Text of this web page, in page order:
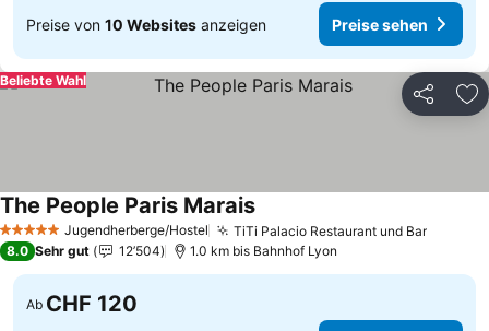
Preise von 10 Websites anzeigen Preise sehen
Teilen
Beliebte Wahl
5 Sterne Jugendherberge/Hostel TiTi Palacio Restaurant und BarPreise
The People Paris MaraisPreise sehen
8.0 Sehr gut 12’504 1.0 km bis Bahnhof Lyon
Ab CHF 120